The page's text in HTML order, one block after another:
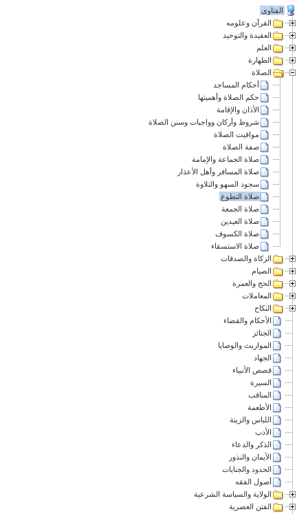
الفتاوى
القرآن وعلومه
العقيدة والتوحيد
العلم
الطهارة
الصلاة
أحكام المساجد
حكم الصلاة وأهميتها
الأذان والإقامة
شروط وأركان وواجبات وسنن الصلاة
مواقيت الصلاة
صفة الصلاة
صلاة الجماعة والإمامة
صلاة المسافر وأهل الأعذار
سجود السهو والتلاوة
صلاة التطوع
صلاة الجمعة
صلاة العيدين
صلاة الكسوف
صلاة الاستسقاء
الزكاة والصدقات
الصيام
الحج والعمرة
المعاملات
النكاح
الأحكام والقضاء
الجنائز
المواريث والوصايا
الجهاد
قصص الأنبياء
السيرة
المناقب
الأطعمة
اللباس والزينة
الأدب
الذكر والدعاء
الأيمان والنذور
الحدود والجنايات
أصول الفقه
الولاية والسياسة الشرعية
الفتن العصرية